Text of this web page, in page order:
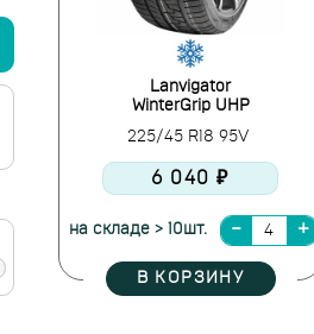
Lanvigator
WinterGrip UHP
225/45 R18 95V
6 040 ₽
на складе > 10шт.
В КОРЗИНУ